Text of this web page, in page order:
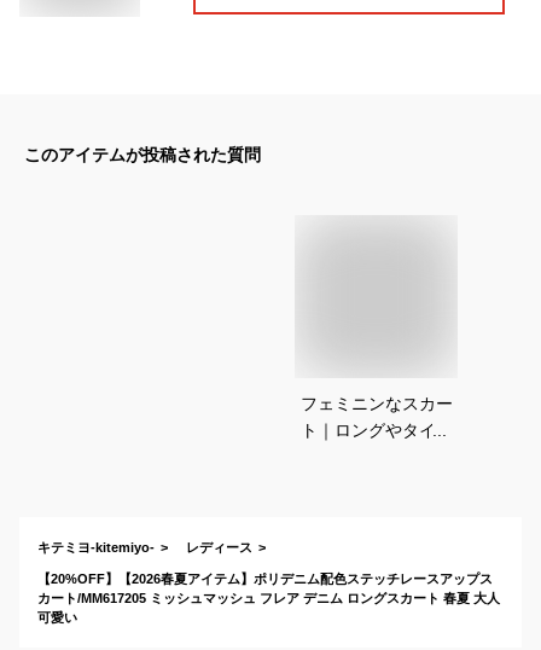
このアイテムが投稿された質問
フェミニンなスカー
ト｜ロングやタイト
キテミヨ-kitemiyo- レディース
【20%OFF】【2026春夏アイテム】ポリデニム配色ステッチレースアップス
カート/MM617205 ミッシュマッシュ フレア デニム ロングスカート 春夏 大人
可愛い